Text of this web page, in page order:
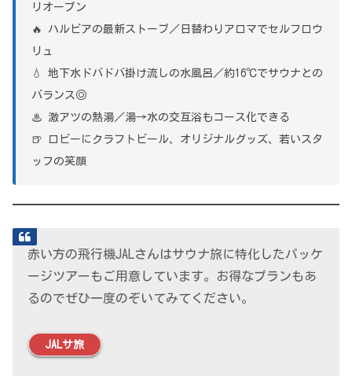
リオープン
🔥 ハルビアの最新ストーブ／日替わりアロマでセルフロウ
リュ
💧 地下水ドバドバ掛け流しの水風呂／約16℃でサウナとの
バランス◎
♨ 激アツの熱湯／湯→水の交互浴もコース化できる
🍺 ロビーにクラフトビール、オリジナルグッズ、若いスタ
ッフの笑顔
赤い方の飛行機JALさんはサウナ旅に特化したパッケ
ージツアーもご用意しています。お得なプランもあ
るのでぜひ一度のぞいてみてください。
JALサ旅